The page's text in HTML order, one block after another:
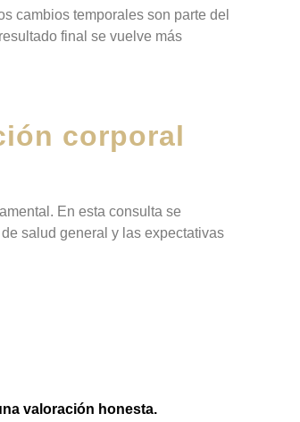
cambios temporales son parte del
final se vuelve más
corporal
En esta consulta se
salud general y las expectativas
valoración honesta.